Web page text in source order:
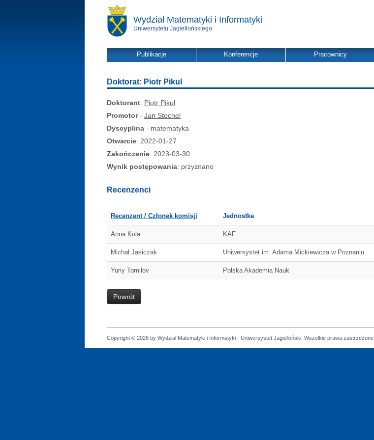
Wydział Matematyki i Informatyki
Uniwersytetu Jagiellońskiego
Publikacje Konferencje Pracownicy
Doktorat: Piotr Pikul
Doktorant: Piotr Pikul
Promotor- Jan Stochel
Dyscyplina - matematyka
Otwarcie: 2022-01-27
Zakończenie: 2023-03-30
Wynik postępowania: przyznano
Recenzenci
Recenzent / Członek komisji Jednostka
Anna Kula KAF
Michał Jasiczak Uniwersystet im. Adama Mickiewicza w Poznaniu
Yuriy Tomilov Polska Akademia Nauk
Powrót
Copyright © 2026 by Wydział Matematyki i Informatyki - Uniwersystet Jagielloński. Wszelkie prawa zastrzeżone.